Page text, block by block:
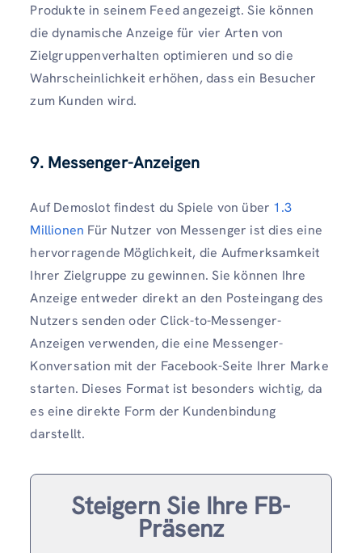
Produkte in seinem Feed angezeigt. Sie können
die dynamische Anzeige für vier Arten von
Zielgruppenverhalten optimieren und so die
Wahrscheinlichkeit erhöhen, dass ein Besucher
zum Kunden wird.
9. Messenger-Anzeigen
Auf Demoslot findest du Spiele von über 1.3
Millionen Für Nutzer von Messenger ist dies eine
hervorragende Möglichkeit, die Aufmerksamkeit
Ihrer Zielgruppe zu gewinnen. Sie können Ihre
Anzeige entweder direkt an den Posteingang des
Nutzers senden oder Click-to-Messenger-
Anzeigen verwenden, die eine Messenger-
Konversation mit der Facebook-Seite Ihrer Marke
starten. Dieses Format ist besonders wichtig, da
es eine direkte Form der Kundenbindung
darstellt.
Steigern Sie Ihre FB-
Präsenz